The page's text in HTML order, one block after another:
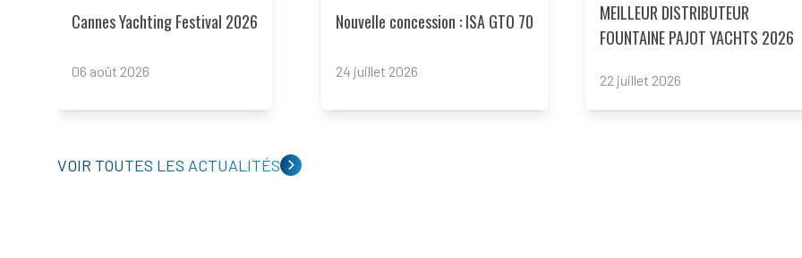
Cannes Yachting Festival 2026
06 août 2026
Nouvelle concession : ISA GTO 70
24 juillet 2026
MEILLEUR DISTRIBUTEUR
FOUNTAINE PAJOT YACHTS 2026
22 juillet 2026
VOIR TOUTES LES ACTUALITÉS